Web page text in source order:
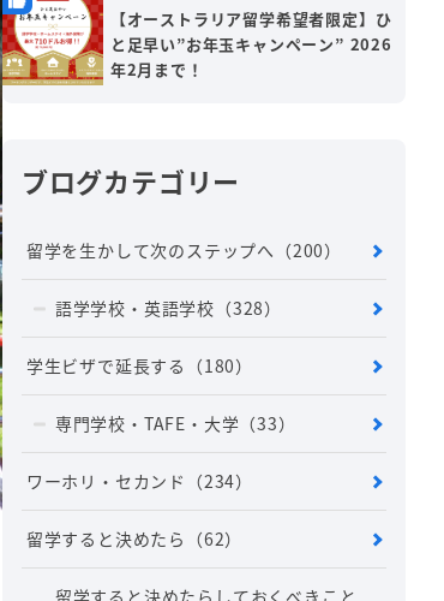
【オーストラリア留学希望者限定】ひ
と足早い”お年玉キャンペーン” 2026
年2月まで！
ブログカテゴリー
留学を生かして次のステップへ （200）
語学学校・英語学校 （328）
学生ビザで延長する （180）
専門学校・TAFE・大学 （33）
ワーホリ・セカンド （234）
留学すると決めたら （62）